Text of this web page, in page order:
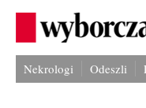
Nekrologi Odeszli